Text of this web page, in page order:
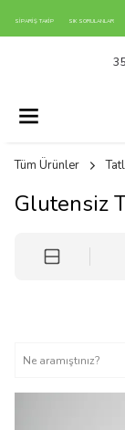
SİPARİŞ TAKİP SIK SORULANLAR
Tüm Ürünler
Glutensiz